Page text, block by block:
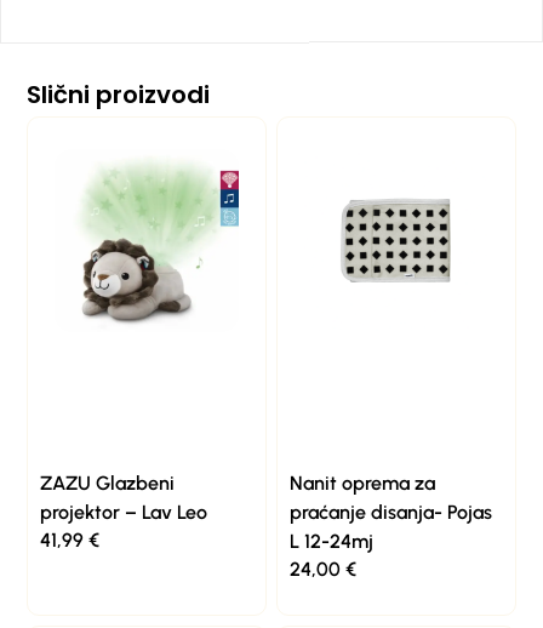
Slični proizvodi
ZAZU Glazbeni
projektor – Lav Leo
41,99€
Nanit oprema za
praćanje disanja- Pojas
L 12-24mj
24,00 €